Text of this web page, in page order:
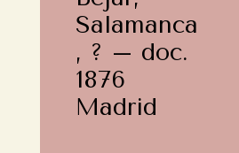
Salamanca
, ? – doc.
1876
Madrid